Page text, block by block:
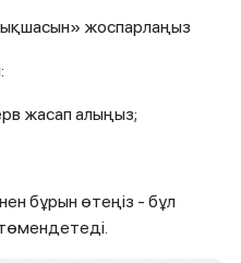
жоспарлаңыз
жасап алыңыз;
бұрын өтеңіз - бұл